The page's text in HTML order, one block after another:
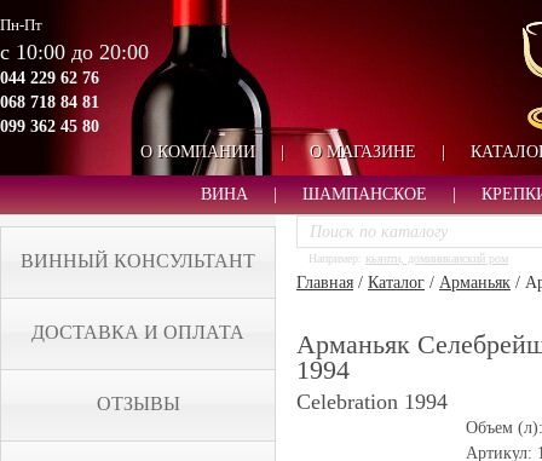
Пн-Пт
с 10:00 до 20:00
044 229 62 76
068 718 84 81
099 362 45 80
О КОМПАНИИ
| О МАГАЗИНЕ |
ВИНА ШАМПАНСКОЕ
ВИННЫЙ КОНСУЛЬТАНТ
ДОСТАВКА И ОПЛАТА
ОТЗЫВЫ
Например: кьянти, доминиканский ром
Главная / Каталог / Арманьяк /
Арманьяк
1994
Celebration 1994
Объем
Артикул: